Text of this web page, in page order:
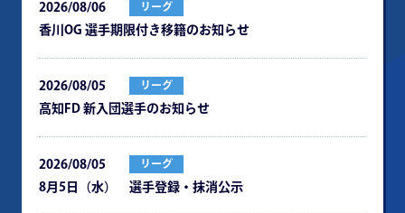
2026/08/06 リーグ
⾹川OG 選⼿期限付き移籍のお知らせ
2026/08/05 リーグ
⾼知FD 新⼊団選⼿のお知らせ
2026/08/05 リーグ
8月5日（水） 選手登録・抹消公示